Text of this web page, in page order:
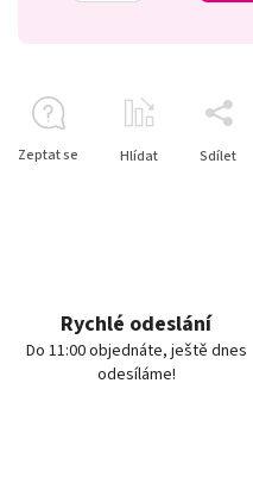
Zeptat se Hlídat Sdílet
Rychlé odeslání
Do 11:00 objednáte, ještě dnes
odesíláme!